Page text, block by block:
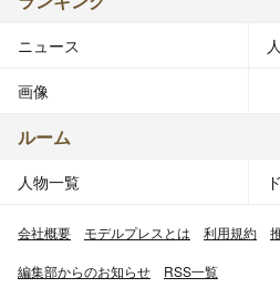
ビ番組『すぽると!』で使用して
■人物
人。弟が1人（1歳下）[2]。
京都で暮らす。
・特技：バスケットボール（中
ニュース
画像
ルーム
人物一覧
会社概要 モデルプレスとは 利用規約
編集部からのお知らせ RSS一覧